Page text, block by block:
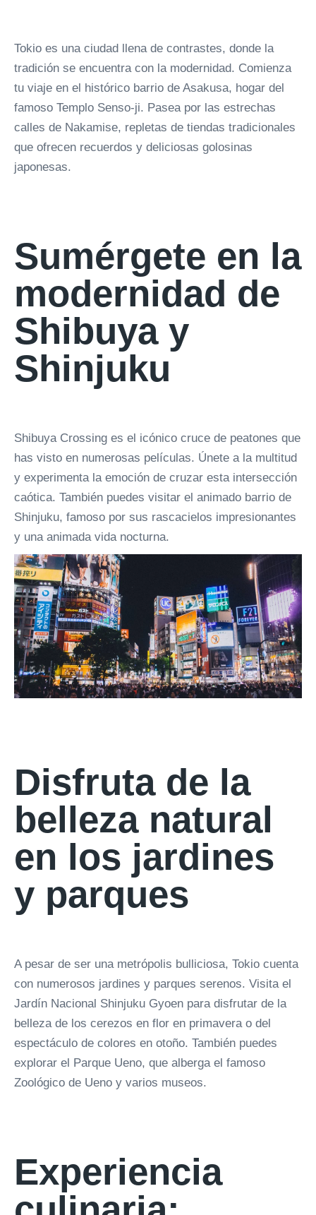
Tokio es una ciudad llena de contrastes, donde la
tradición se encuentra con la modernidad. Comienza
tu viaje en el histórico barrio de Asakusa, hogar del
famoso Templo Senso-ji. Pasea por las estrechas
calles de Nakamise, repletas de tiendas tradicionales
que ofrecen recuerdos y deliciosas golosinas
japonesas.
Sumérgete en la
modernidad de
Shibuya y
Shinjuku
Shibuya Crossing es el icónico cruce de peatones que
has visto en numerosas películas. Únete a la multitud
y experimenta la emoción de cruzar esta intersección
caótica. También puedes visitar el animado barrio de
Shinjuku, famoso por sus rascacielos impresionantes
y una animada vida nocturna.
Disfruta de la
belleza natural
en los jardines
y parques
A pesar de ser una metrópolis bulliciosa, Tokio cuenta
con numerosos jardines y parques serenos. Visita el
Jardín Nacional Shinjuku Gyoen para disfrutar de la
belleza de los cerezos en flor en primavera o del
espectáculo de colores en otoño. También puedes
explorar el Parque Ueno, que alberga el famoso
Zoológico de Ueno y varios museos.
Experiencia